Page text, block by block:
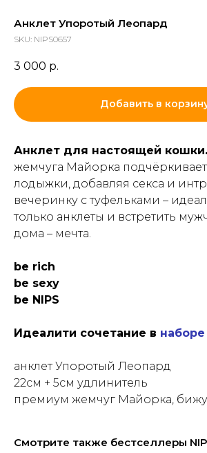
Анклет Упоротый Леопард
SKU: NIPS0657
3 000 р.
Добавить в
Анклет для настоящей кошки.
жемчуга Майорка
лодыжки, добавляя секса и
вечеринку с туфельками –
только анклеты и встретить
дома – мечта.
be rich
be sexy
be NIPS
Идеалити сочетание в
анклет Упоротый Леопард
22см + 5см удлинитель
премиум жемчуг Майорка,
Смотрите также бестселлеры